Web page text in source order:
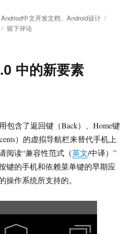
分
类
Andriod中文开发文档、Android设计
于
作
留下评论
中的新要素
包含了返回键（Back）、Home键
）的虚拟导航栏来替代手机上
阅读“兼容性范式（英文/中译）”
键的手机和依赖菜单键的早期应
操作系统所支持的。